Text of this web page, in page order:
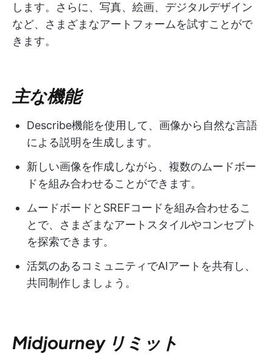
します。さらに、写真、絵画、デジタルデザイン
など、さまざまなアートフォームを試すことがで
きます。
主な機能
Describe機能を使用して、画像から自然な言語
による説明を生成します。
新しい画像を作成しながら、複数のムードボー
ドを組み合わせることができます。
ムードボードとSREFコードを組み合わせるこ
とで、さまざまなアートスタイルやコンセプト
を探索できます。
活気のあるコミュニティでAIアートを共有し、
共同制作しましょう。
Midjourney リミット